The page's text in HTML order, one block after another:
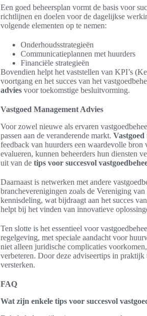
Een goed beheersplan vormt de basis voor
richtlijnen en doelen voor de dagelijkse
volgende elementen op te nemen:
Onderhoudsstrategieën
Communicatieplannen met huurders
Financiële strategieën
Bovendien helpt het vaststellen van KPI’s
voortgang en het succes van het
advies voor toekomstige besluitvorming.
Vastgoed Management Advies
Voor zowel nieuwe als ervaren
passen aan de veranderende markt. Vastgoed
feedback van huurders een waardevolle
evalueren, kunnen beheerders hun diensten
uit van de tips voor succesvol
Daarnaast is netwerken met andere
brancheverenigingen zoals de Vereniging
kennisdeling, wat bijdraagt aan het succes
helpt bij het vinden van innovatieve
Ten slotte is het essentieel voor
regelgeving, met speciale aandacht voor
niet alleen juridische complicaties
verbeteren. Door deze adviseertips in praktijk
versterken.
FAQ
Wat zijn enkele tips voor succesvol